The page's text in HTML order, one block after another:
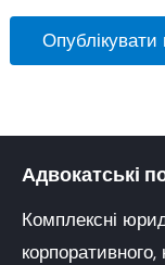
Адвокатські
Комплексні
корпоративного,